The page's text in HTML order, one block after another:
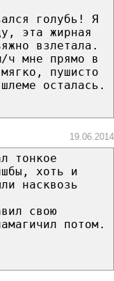
голубь! Я
эта жирная
взлетала.
ч мне прямо в
пушисто
осталась.
19.06.2014
тонкое
хоть и
насквозь
свою
потом.